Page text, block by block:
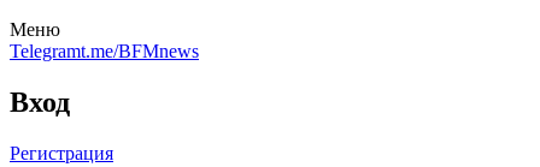
Меню
Telegramt.me/BFMnews
Вход
Регистрация